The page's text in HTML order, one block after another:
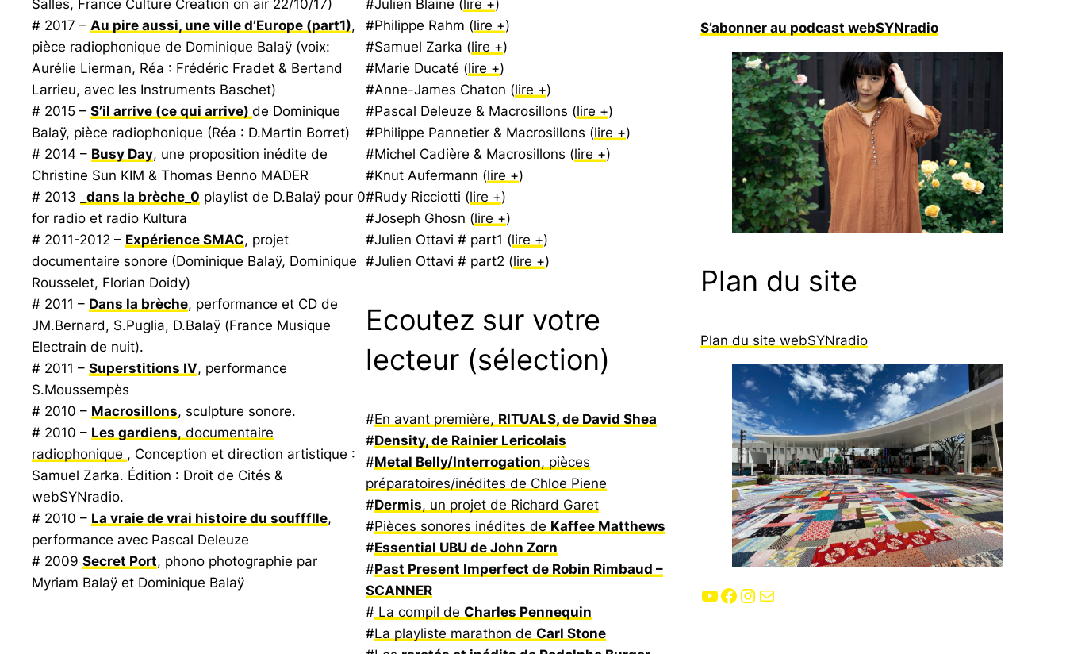
Salles, France Culture Creation on air 22/10/17)
# 2017 – Au pire aussi, une ville d’Europe (part1),
pièce radiophonique de Dominique Balaÿ (voix:
Aurélie Lierman, Réa : Frédéric Fradet & Bertand
Larrieu, avec les Instruments Baschet)
# 2015 – S’il arrive (ce qui arrive) de Dominique
Balaÿ, pièce radiophonique (Réa : D.Martin Borret)
# 2014 – Busy Day, une proposition inédite de
Christine Sun KIM & Thomas Benno MADER
# 2013
_dans la brèche_0 playlist de D.Balaÿ pour 0
for radio et radio Kultura
# 2011-2012 – Expérience SMAC, projet
documentaire sonore (Dominique Balaÿ, Dominique
Rousselet, Florian Doidy)
# 2011 – Dans la brèche, performance et CD de
JM.Bernard, S.Puglia, D.Balaÿ (France Musique
Electrain de nuit).
# 2011 – Superstitions IV, performance
S.Moussempès
# 2010 – Macrosillons, sculpture sonore.
# 2010 – Les gardiens, documentaire
radiophonique , Conception et direction artistique :
Samuel Zarka. Édition : Droit de Cités &
webSYNradio.
# 2010 – La vraie de vrai histoire du souffflle,
performance avec Pascal Deleuze
# 2009 Secret Port, phono photographie par
Myriam Balaÿ et Dominique Balaÿ
#Julien Blaine (lire +)
#Philippe Rahm (lire +)
#Samuel Zarka (lire +)
#Marie Ducaté (lire +)
#Anne-James Chaton (lire +)
#Pascal Deleuze & Macrosillons (lire +)
#Philippe Pannetier & Macrosillons (lire +)
#Michel Cadière & Macrosillons (lire +)
#Knut Aufermann (lire +)
#Rudy Ricciotti (lire +)
#Joseph Ghosn (lire +)
#Julien Ottavi # part1 (lire +)
#Julien Ottavi # part2 (lire +)
Ecoutez sur votre
lecteur (sélection)
#En avant première, RITUALS, de David Shea
#Density, de Rainier Lericolais
#Metal Belly/Interrogation, pièces
préparatoires/inédites de Chloe Piene
#Dermis, un projet de Richard Garet
#Pièces sonores inédites de Kaffee Matthews
#Essential UBU de John Zorn
#Past Present Imperfect de Robin Rimbaud –
SCANNER
# La compil deCharles Pennequin
#La playliste marathon deCarl Stone
S’abonner au podcast webSYNradio
Plan du site
Plan du site webSYNradio
YouTube Facebook Instagram E-mail